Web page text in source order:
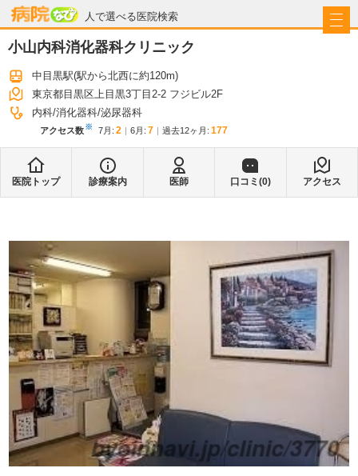
人で選べる医院検索
病院なび
小山内科消化器科クリニック
中目黒駅(駅から北西に約120m)
東京都目黒区上目黒3丁目2-2 フジビル2F
内科 消化器科 泌尿器科
アクセス数※ 7月 : 2 6月 : 7 過去12ヶ月: 177
医院トップ 診療案内 医師 口コミ(0) アクセス